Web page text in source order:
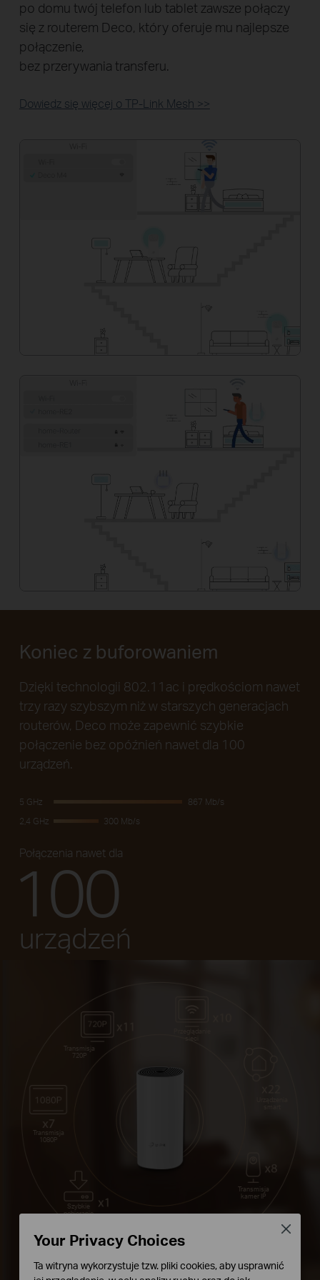
po domu twój telefon lub tablet zawsze połączy
się z routerem Deco, który oferuje mu najlepsze
połączenie,
bez przerywania transferu.
Dowiedz się więcej o TP-Link Mesh >>
Koniec z buforowaniem
Dzięki technologii 802.11ac i prędkościom nawet
trzy razy szybszym niż w starszych generacjach
routerów, Deco może zapewnić szybkie
połączenie bez opóźnień nawet dla 100
urządzeń.
5 GHz
867 Mb/s
2,4 GHz
300 Mb/s
Połączenia nawet dla
100
urządzeń
Transmisja
1080P
Transmisja
720P
Transmisja
kamer IP
Szybkie
pobieranie
Płynne i wszechstronne działanie
Your Privacy Choices
Ta witryna wykorzystuje tzw. pliki cookies, aby usprawnić
Close